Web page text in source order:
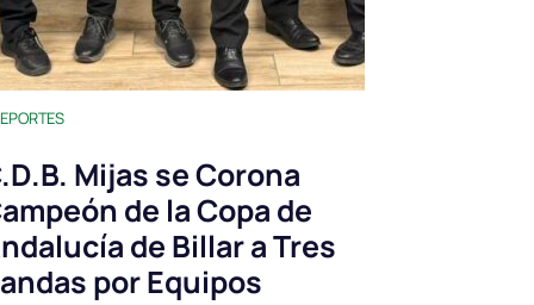
Mijas se Corona
de la Copa de
de Billar a Tres
por Equipos